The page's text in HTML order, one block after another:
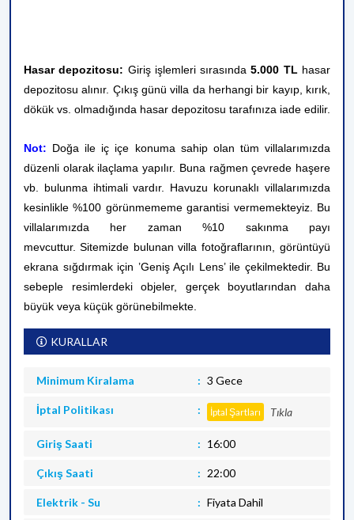
Hasar depozitosu: Giriş işlemleri sırasında5.000 TL hasar
depozitosu alınır. Çıkış günü villa da herhangi bir kayıp, kırık,
dökük vs. olmadığında hasar depozitosu tarafınıza iade edilir.
Not: Doğa ile iç içe konuma sahip olan tüm villalarımızda
düzenli olarak ilaçlama yapılır. Buna rağmen çevrede haşere
vb. bulunma ihtimali vardır. Havuzu korunaklı villalarımızda
kesinlikle %100 görünmememe garantisi vermemekteyiz. Bu
villalarımızda her zaman %10 sakınma payı
mevcuttur. Sitemizde bulunan villa fotoğraflarının, görüntüyü
ekrana sığdırmak için ’Geniş Açılı Lens’ ile çekilmektedir. Bu
sebeple resimlerdeki objeler, gerçek boyutlarından daha
büyük veya küçük görünebilmekte.
KURALLAR
Minimum Kiralama 3 Gece
İptal Politikası İptal Şartları Tıkla
Giriş Saati 16:00
Çıkış Saati 22:00
Elektrik - Su Fiyata Dahil